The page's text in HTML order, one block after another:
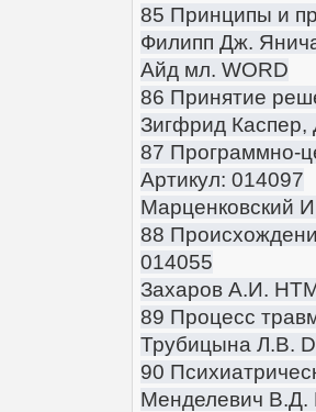
85 Принципы и
Филипп Дж.
Айд мл. WORD
86 Принятие
Зигфрид
87 Программно-
Артикул: 014097
Марценковский
88
014055
Захаров А.И.
89 Процесс
Трубицына Л.В.
90
Менделевич В.Д.